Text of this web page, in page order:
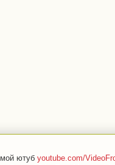
мой ютуб youtube.com/